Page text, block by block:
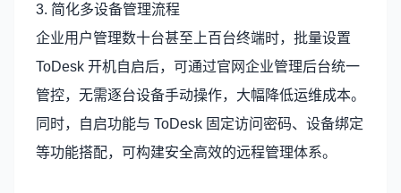
3. 简化多设备管理流程
企业用户管理数十台甚至上百台终端时，批量设置
ToDesk 开机自启后，可通过官网企业管理后台统一
管控，无需逐台设备手动操作，大幅降低运维成本。
同时，自启功能与 ToDesk 固定访问密码、设备绑定
等功能搭配，可构建安全高效的远程管理体系。